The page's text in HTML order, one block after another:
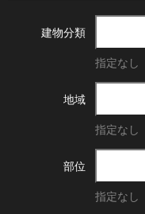
建物分類
指定なし
地域
指定なし
部位
指定なし